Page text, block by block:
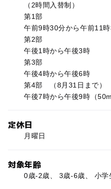
（2時間入替制）
第1部
午前9時30分から午前11
第2部
午後1時から午後3時
第3部
午後4時から午後6時
第4部 （8月31日まで）
午後7時から午後9時（
定休日
月曜日
対象年齢
0歳-2歳、 3歳-6歳、 小学